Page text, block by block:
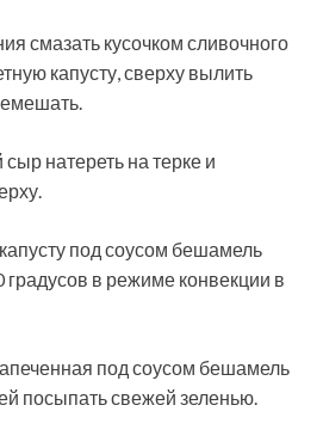
смазать кусочком сливочного
капусту, сверху вылить
натереть на терке и
под соусом бешамель
градусов в режиме конвекции в
под соусом бешамель
посыпать свежей зеленью.